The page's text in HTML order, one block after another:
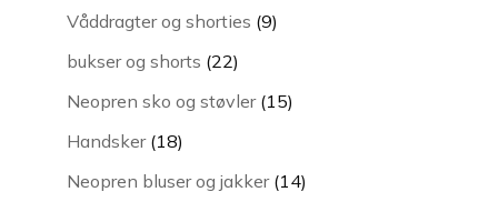
Våddragter og shorties 99
bukser og shorts 2222
varer
Neopren sko og støvler 1515
Handsker 1818
Neopren bluser og jakker 1414